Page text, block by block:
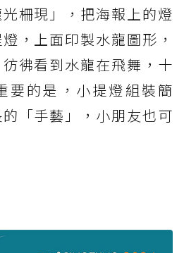
柵現」，把海報上的燈
，上面印製水龍圖形，
彿看到水龍在飛舞，十
要的是，小提燈組裝簡
「手藝」，小朋友也可